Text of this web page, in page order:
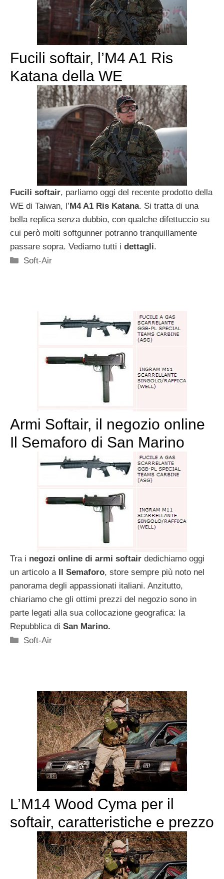
Fucili softair, l’M4 A1 Ris
Katana della WE
Fucili softair, parliamo oggi del recente prodotto della
WE di Taiwan, l’M4 A1 Ris Katana. Si tratta di una
bella replica senza dubbio, con qualche difettuccio su
cui però molti softgunner potranno tranquillamente
passare sopra. Vediamo tutti i dettagli.
Categorie
Soft-Air
Armi Softair, il negozio online
Il Semaforo di San Marino
Tra i negozi online di armi softair dedichiamo oggi
un articolo a Il Semaforo, store sempre più noto nel
panorama degli appassionati italiani. Anzitutto,
chiariamo che gli ottimi prezzi del negozio sono in
parte legati alla sua collocazione geografica: la
Repubblica di San Marino.
Categorie
Soft-Air
L’M14 Wood Cyma per il
softair, caratteristiche e prezzo